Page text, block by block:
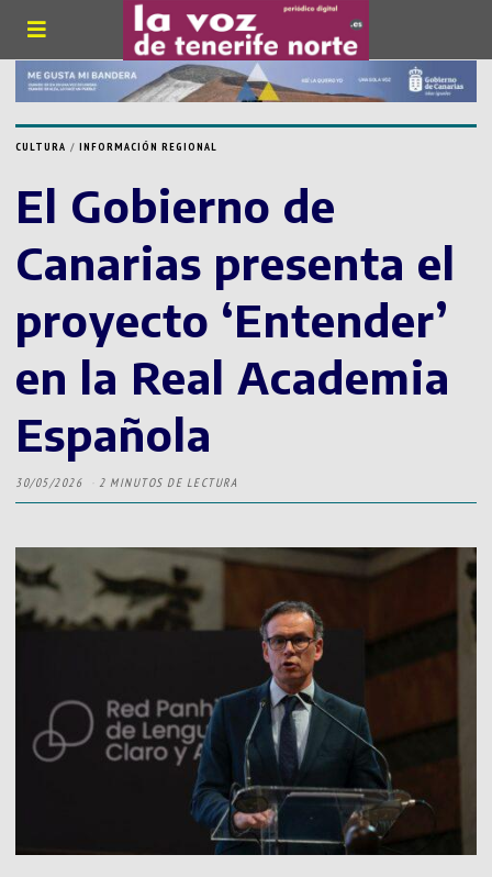
CULTURA / INFORMACIÓN REGIONAL
El Gobierno de
Canarias presenta el
proyecto ‘Entender’
en la Real Academia
Española
30/05/2026 2 MINUTOS DE LECTURA